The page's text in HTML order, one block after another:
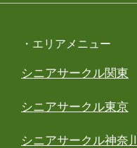
・エリアメニュー
シニアサークル関東
シニアサークル東京
シニアサークル神奈川